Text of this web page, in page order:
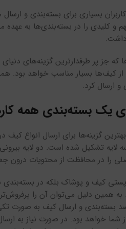
بسیاری برای بسته‌بندی و
و کلیدی را در بسته‌بندی‌ها به عهده
که جز پر طرفدارترین گزینه‌های
از کیف‌ها بسیار مناسب خواهد
ارسال کرد.
یک بسته‌بندی همه
گزینه‌ها برای ارسال انواع
سه لایه تشکیل شده است. دو لایه
را در محافظت از محتویات درون
کیف و پوشاک بلکه در بسته‌بندی
به همین دلیل می‌توان آن را
قصد بسته‌بندی و ارسال کیف به صورت
خواهد بود. در صورت نیاز به ارسال